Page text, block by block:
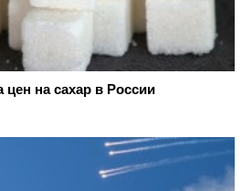
цен на сахар в России